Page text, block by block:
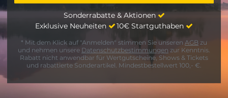
Sonderrabatte & Aktionen
Exklusive Neuheiten
10€ Startguthaben
* Mit dem Klick auf "Anmelden" stimmen Sie unseren AGB zu
und nehmen unsere Datenschutzbestimmungen zur Kenntnis.
Rabatt nicht anwendbar für Wertgutscheine, Shows & Tickets
und rabattierte Sonderartikel. Mindestbestellwert 100,- €.